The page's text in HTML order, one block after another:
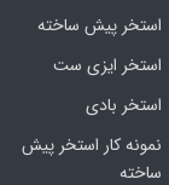
استخر پیش ساخته
استخر ایزی ست
استخر بادی
نمونه کار استخر پیش
ساخته